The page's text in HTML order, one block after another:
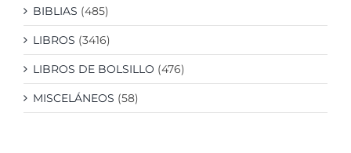
BIBLIAS (485)
LIBROS (3416)
LIBROS DE BOLSILLO (476)
MISCELÁNEOS (58)